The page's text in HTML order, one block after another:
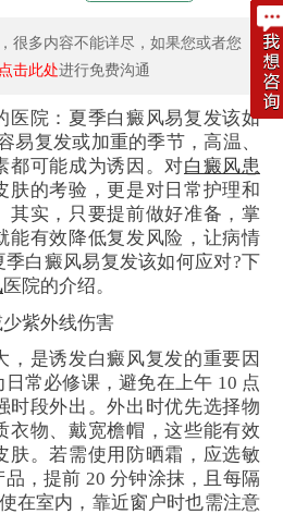
很多内容不能详尽，如果您或者您
击此处进行免费沟通
院：夏季白癜风易复发该如
易复发或加重的季节，高温、
都可能成为诱因。对白癜风患
肤的考验，更是对日常护理和
其实，只要提前做好准备，掌
能有效降低复发风险，让病情
白癜风易复发该如何应对?下
医院的介绍。
紫外线伤害
是诱发白癜风复发的重要因
常必修课，避免在上午 10 点
时段外出。外出时优先选择物
衣物、戴宽檐帽，这些能有效
肤。若需使用防晒霜，应选敏
，提前 20 分钟涂抹，且每隔
在室内，靠近窗户时也需注意